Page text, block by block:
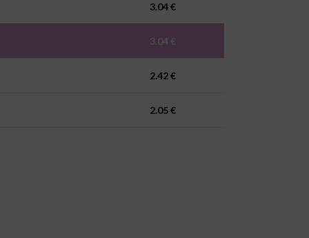
3.04€
3.04 €
2.42€
2.05€